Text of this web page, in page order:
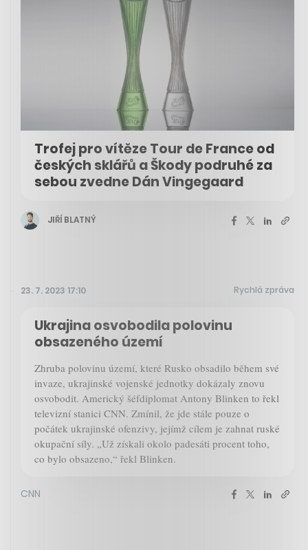
Trofej pro vítěze Tour de France od
českých sklářů a Škody podruhé za
sebou zvedne Dán Vingegaard
JIŘÍ BLATNÝ
23. 7. 2023 17:10 Rychlá zpráva
Ukrajina osvobodila polovinu
obsazeného území
Zhruba polovinu území, které Rusko obsadilo během své
invaze, ukrajinské vojenské jednotky dokázaly znovu
osvobodit. Americký šéfdiplomat Antony Blinken to řekl
televizní stanici CNN. Zmínil, že jde stále pouze o
počátek ukrajinské ofenzivy, jejímž cílem je zahnat ruské
okupační síly. „Už získali okolo padesáti procent toho,
co bylo obsazeno,“ řekl Blinken.
CNN